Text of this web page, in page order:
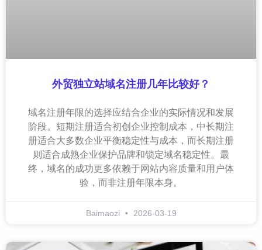
外贸独立站域名注册几年比较好？
域名注册年限的选择应结合企业的实际情况和发展
阶段。短期注册适合初创企业控制成本，中长期注
册适合大多数企业平衡稳定性与成本，而长期注册
则适合成熟企业保护品牌和锁定域名稳定性。最
终，域名的成功更多依赖于网站内容质量和用户体
验，而非注册年限本身。
Baimaozi 2026-03-19